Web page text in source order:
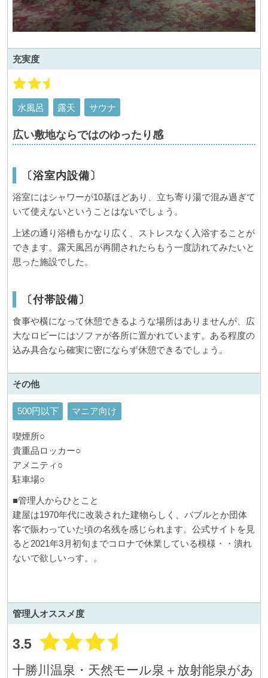
充実度
水風呂 露天 サウナ
広い敷地ならではのゆったり感
〔浴室内設備〕
浴室にはシャワーが10基ほどあり、立ち寄り湯で混み過ぎて
いて使えないということはないでしょう。
上述の通り浴槽もかなり広く、ストレスなく入浴することが
できます。露天風呂が再開されたらもう一度訪れてみたいと
思った施設でした。
〔付帯設備〕
食事や横になって休憩できるような場所はありませんが、広
大なロビーにはソファが各所に置かれています。ある程度の
込み具合なら確実に密にならず休憩できるでしょう。
その他
500円以下 マニア向け
喫煙所○
貴重品ロッカー○
アメニティ○
駐車場○
■管理人からひとこと
建屋は1970年代に改装された建物らしく、バブルとか団体
客で賑わっていた頃の名残を感じられます。公式サイトを見
ると2021年3月初旬までコロナで休業している模様・・潰れ
ないで欲しいっす。。
管理人オススメ度
3.5
十勝川温泉・天然モール泉＋放射能泉があ